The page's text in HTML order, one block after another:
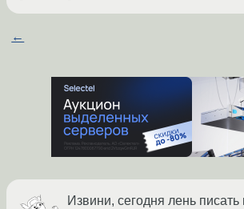
←
Извини, сегодня лень писать